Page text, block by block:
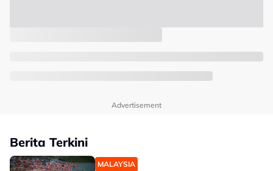
Advertisement
Berita Terkini
MALAYSIA